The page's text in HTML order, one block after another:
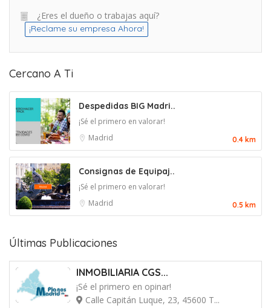
¿Eres el dueño o trabajas aquí?
¡Reclame su empresa Ahora!
Cercano A Ti
Despedidas BIG Madri..
¡Sé el primero en valorar!
Madrid
0.4 km
Consignas de Equipaj..
¡Sé el primero en valorar!
Madrid
0.5 km
Últimas Publicaciones
INMOBILIARIA CGS...
¡Sé el primero en opinar!
Calle Capitán Luque, 23, 45600 T...